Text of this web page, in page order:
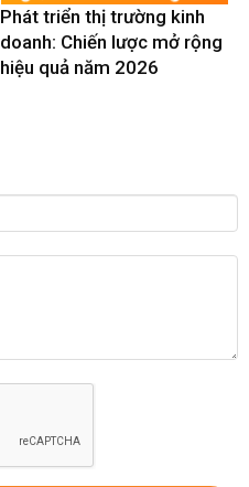
Phát triển thị trường kinh
doanh: Chiến lược mở rộng
hiệu quả năm 2026